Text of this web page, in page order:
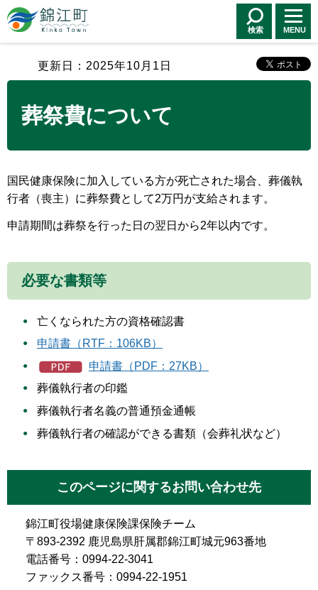
錦江町 Kinko
Town
検索 MENU
更新日：2025年10月1日
葬祭費について
国民健康保険に加入している方が死亡された場合、葬儀執
行者（喪主）に葬祭費として2万円が支給されます。
申請期間は葬祭を行った日の翌日から2年以内です。
必要な書類等
亡くなられた方の資格確認書
申請書（RTF：106KB）
申請書（PDF：27KB）
葬儀執行者の印鑑
葬儀執行者名義の普通預金通帳
葬儀執行者の確認ができる書類（会葬礼状など）
このページに関するお問い合わせ先
錦江町役場健康保険課保険チーム
〒893-2392 鹿児島県肝属郡錦江町城元963番地
電話番号：0994-22-3041
ファックス番号：0994-22-1951